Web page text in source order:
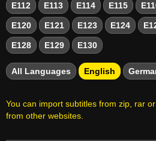
E112 E113 E114 E115
E120 E121 E123 E124
E128 E129 E130
All Languages English
You can import subtitles from zip, rar or
from other websites.